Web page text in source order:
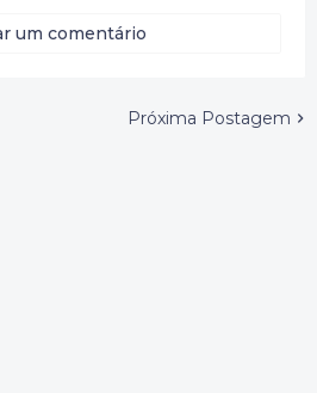
um comentário
Próxima Postagem